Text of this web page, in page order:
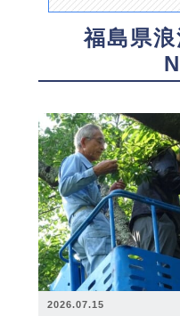
福島県
2026.07.15